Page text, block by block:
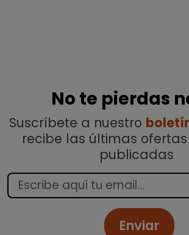
No te pierdas
Suscríbete a nuestro
recibe las últimas
publicadas
Enviar